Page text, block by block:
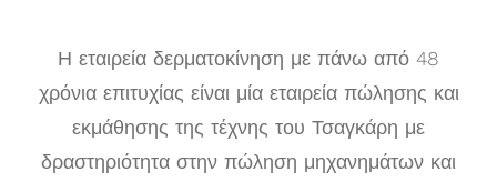
Η εταιρεία δερματοκίνηση με πάνω από 48
χρόνια επιτυχίας είναι μία εταιρεία πώλησης και
εκμάθησης της τέχνης του Τσαγκάρη με
δραστηριότητα στην πώληση μηχανημάτων και